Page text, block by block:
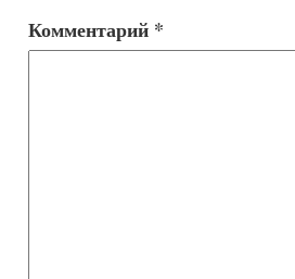
Комментарий *